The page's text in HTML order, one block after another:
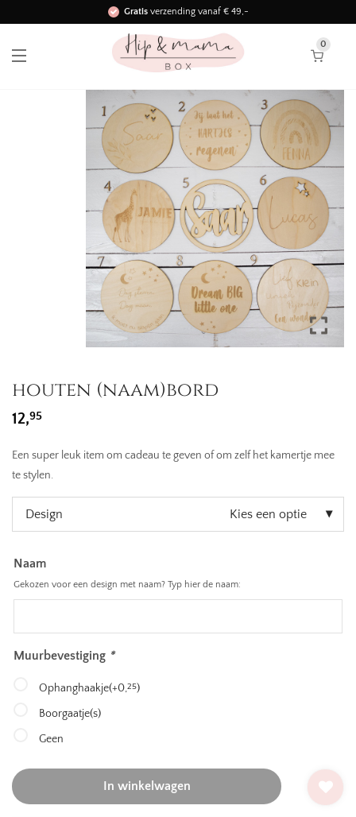
Gratisverzending vanaf € 49,-
Binnen 3 werkdagen in huis!
0
houten (naam)bord
12,95
Een super leuk item om cadeau te geven of om zelf het kamertje mee
te stylen.
Design Kies een optie
Naam
Gekozen voor een design met naam? Typ hier de naam:
Muurbevestiging *
Ophanghaakje(+0,25)
Boorgaatje(s)
Geen
In winkelwagen